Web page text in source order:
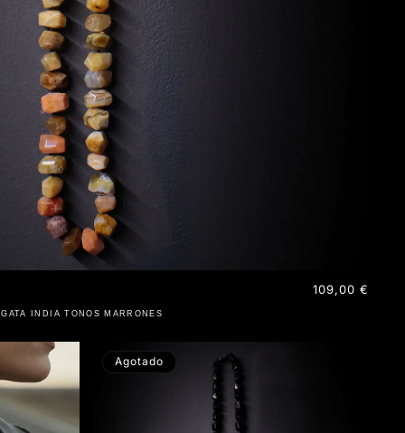
INDIA TONOS MARRONES
Precio
habitual
109,00 €
Agotado